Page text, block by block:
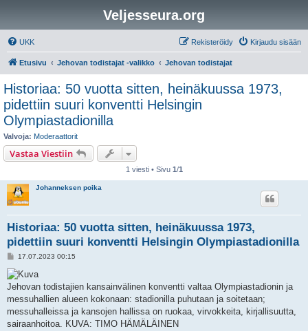
Veljesseura.org
UKK Kirjaudu sisään
Rekisteröidy
Etusivu Jehovan todistajat -valikko Jehovan todistajat
Historiaa: 50 vuotta sitten, heinäkuussa 1973,
pidettiin suuri konventti Helsingin
Olympiastadionilla
Valvoja: Moderaattorit
Vastaa Viestiin
1 viesti • Sivu 1/1
Johanneksen poika
Historiaa: 50 vuotta sitten, heinäkuussa 1973,
pidettiin suuri konventti Helsingin Olympiastadionilla
V
e
s
t
i
17.07.2023 00:15
Jehovan todistajien kansainvälinen konventti valtaa Olympiastadionin ja
messuhallien alueen kokonaan: stadionilla puhutaan ja soitetaan;
messuhalleissa ja kansojen hallissa on ruokaa, virvokkeita, kirjallisuutta,
sairaanhoitoa. KUVA: TIMO HÄMÄLÄINEN